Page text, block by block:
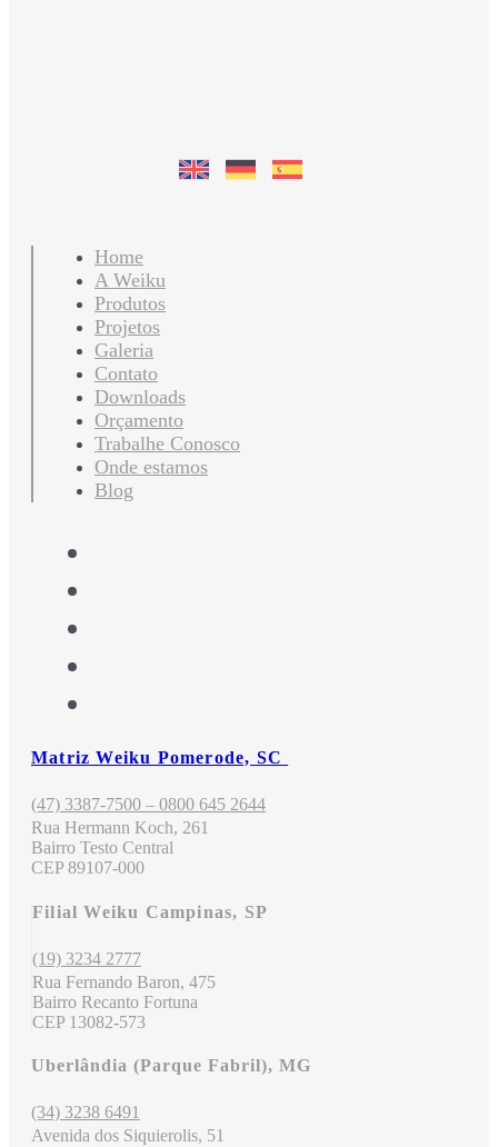
Home
A Weiku
Produtos
Projetos
Galeria
Contato
Downloads
Orçamento
Trabalhe Conosco
Onde estamos
Blog
Matriz Weiku Pomerode, SC
(47) 3387-7500 – 0800 645 2644
Rua Hermann Koch, 261
Bairro Testo Central
CEP 89107-000
Filial Weiku Campinas, SP
(19) 3234 2777
Rua Fernando Baron, 475
Bairro Recanto Fortuna
CEP 13082-573
Uberlândia (Parque Fabril), MG
(34) 3238 6491
Avenida dos Siquierolis, 51